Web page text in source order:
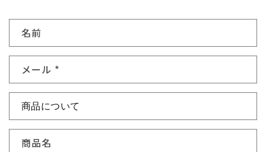
問
い
わ
フ
名前
メール *
商品名